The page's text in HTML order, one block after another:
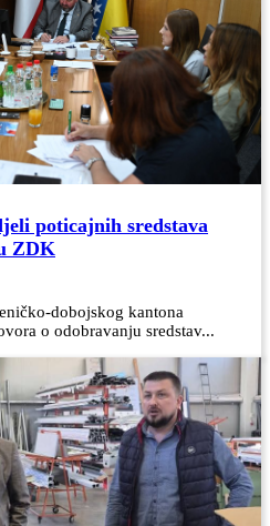
poticajnih sredstava
ZDK
dobojskog kantona
o odobravanju sredstav...